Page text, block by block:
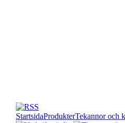
StartsidaProdukterTekannor och